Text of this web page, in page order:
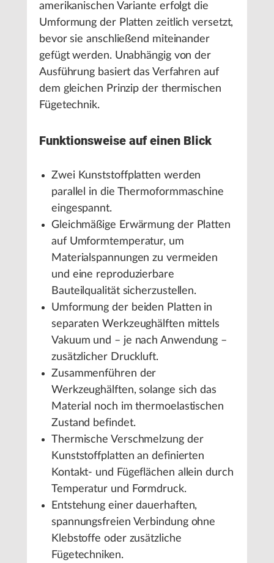
amerikanischen Variante erfolgt die
Umformung der Platten zeitlich versetzt,
bevor sie anschließend miteinander
gefügt werden. Unabhängig von der
Ausführung basiert das Verfahren auf
dem gleichen Prinzip der thermischen
Fügetechnik.
Funktionsweise auf einen Blick
Zwei Kunststoffplatten werden
parallel in die Thermoformmaschine
eingespannt.
Gleichmäßige Erwärmung der Platten
auf Umformtemperatur, um
Materialspannungen zu vermeiden
und eine reproduzierbare
Bauteilqualität sicherzustellen.
Umformung der beiden Platten in
separaten Werkzeughälften mittels
Vakuum und – je nach Anwendung –
zusätzlicher Druckluft.
Zusammenführen der
Werkzeughälften, solange sich das
Material noch im thermoelastischen
Zustand befindet.
Thermische Verschmelzung der
Kunststoffplatten an definierten
Kontakt- und Fügeflächen allein durch
Temperatur und Formdruck.
Entstehung einer dauerhaften,
spannungsfreien Verbindung ohne
Klebstoffe oder zusätzliche
Fügetechniken.